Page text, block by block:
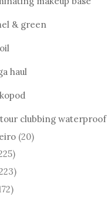
& green
haul
clubbing waterproof
(20)